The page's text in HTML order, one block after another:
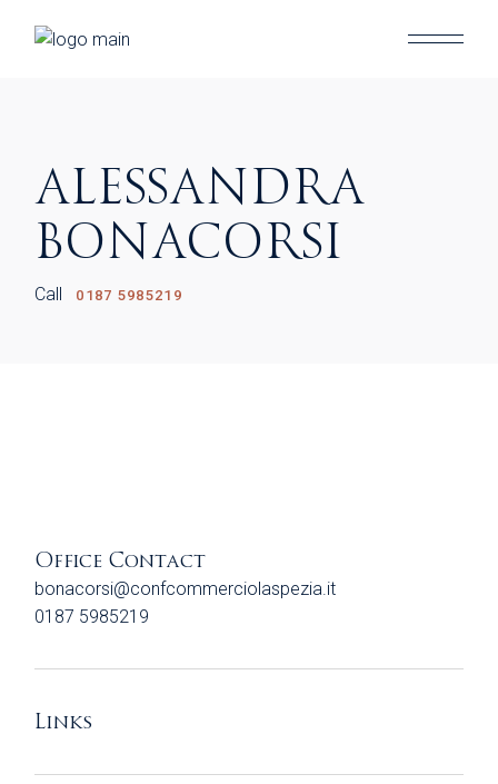
ALESSANDRA
BONACORSI
Call 0187 5985219
Office Contact
bonacorsi@confcommerciolaspezia.it
0187 5985219
Links